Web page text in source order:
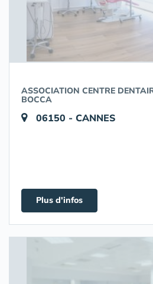
ASSOCIATION CENTRE
BOCCA
06150 - CANNES
Plus d'infos